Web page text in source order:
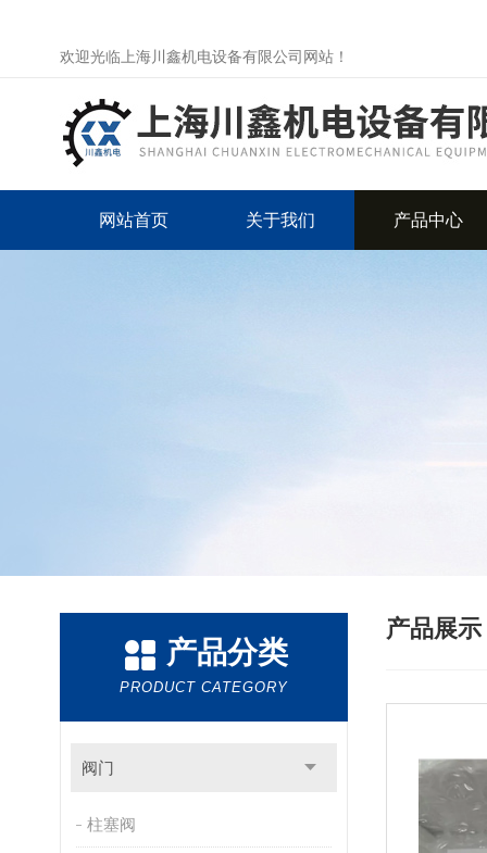
欢迎光临上海川鑫机电设备有限公司网站！
网站首页 关于我们 产品中心
产品分类
PRODUCT CATEGORY
阀门
柱塞阀
产品展示